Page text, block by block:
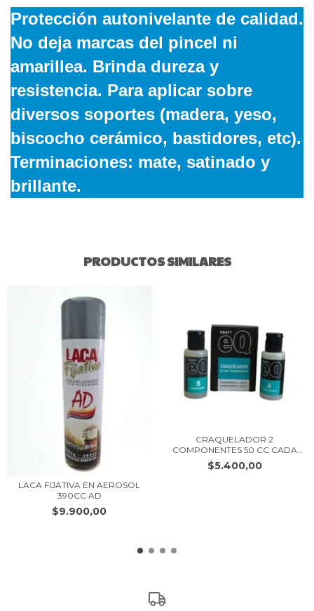
Protección autonivelante de calidad.
No deja marcas del pincel ni
amarillea. Brinda dureza y
resistencia. Para aplicar sobre
diversos soportes (madera, yeso,
biscocho cerámico, bastidores, etc).
Terminaciones: mate, satinado y
brillante.
PRODUCTOS SIMILARES
LACA FIJATIVA EN AEROSOL
390CC AD
$9.900,00
CRAQUELADOR 2
COMPONENTES 50 CC CADA
UNO...
$5.400,00